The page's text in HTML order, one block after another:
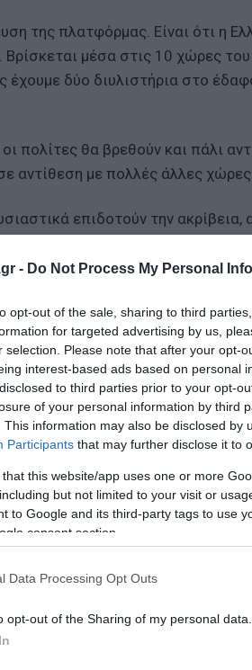
- Do Not Process My Personal
opt-out of the sale, sharing to third
for targeted advertising by us,
selection. Please note that after your opt-
interest-based ads based on personal
to third parties prior to your opt-
of your personal information by third
This information may also be disclosed by
Participants that may further disclose it to
that this website/app uses one or more
but not limited to your visit or
to Google and its third-party tags to use
consent section.
Data Processing Opt Outs
opt-out of the Sharing of my personal data.
της πλατφόρμας. Είναι ότι η
Βρίσκεται μέσα στις 10 χώρες
έχουμε δύο διυλιστήρια στο
πολίτες θα βρεθούν και πάλι
αντίθεση με πολλές άλλες
επιδοτούν την
καυσίμων συνεχίζεται»,
φορές στη Βουλή ο ΣΥΡΙΖΑ-ΠΣ
του ΦΠΑ στα νησιά.
πετρελαίου και έκτακτη
αγαθά και αγροεφόδια.
να χτυπηθεί άμεσα,
ας προκηρύξει εκλογές
αποτελεσματικά δίπλα του
φέρνει αποτελέσματα»
ασφάλειας»
– Ζητώ την άρση της